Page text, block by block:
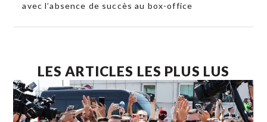
avec l’absence de succès au box-office
LES ARTICLES LES PLUS LUS